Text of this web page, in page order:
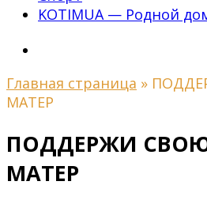
KOTIMUA — Родной
Главная страница »
МАТЕР
ПОДДЕРЖИ
МАТЕР